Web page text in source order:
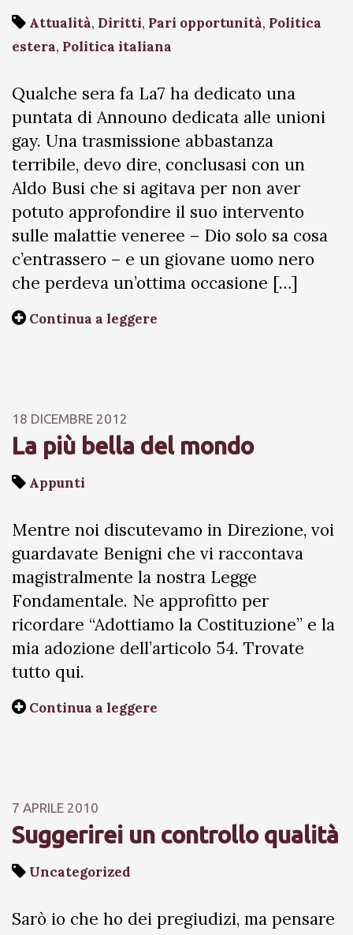
Attualità, Diritti, Pari opportunità, Politica
estera, Politica italiana
Qualche sera fa La7 ha dedicato una
puntata di Announo dedicata alle unioni
gay. Una trasmissione abbastanza
terribile, devo dire, conclusasi con un
Aldo Busi che si agitava per non aver
potuto approfondire il suo intervento
sulle malattie veneree – Dio solo sa cosa
c’entrassero – e un giovane uomo nero
che perdeva un’ottima occasione […]
Continua a leggere
18 DICEMBRE 2012
La più bella del mondo
Appunti
Mentre noi discutevamo in Direzione, voi
guardavate Benigni che vi raccontava
magistralmente la nostra Legge
Fondamentale. Ne approfitto per
ricordare “Adottiamo la Costituzione” e la
mia adozione dell’articolo 54. Trovate
tutto qui.
Continua a leggere
7 APRILE 2010
Suggerirei un controllo qualità
Uncategorized
Sarò io che ho dei pregiudizi, ma pensare